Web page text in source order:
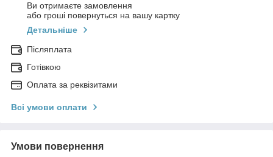
Ви отримаєте замовлення
або гроші повернуться на вашу картку
Детальніше
Післяплата
Готівкою
Оплата за реквізитами
Всі умови оплати
Умови повернення